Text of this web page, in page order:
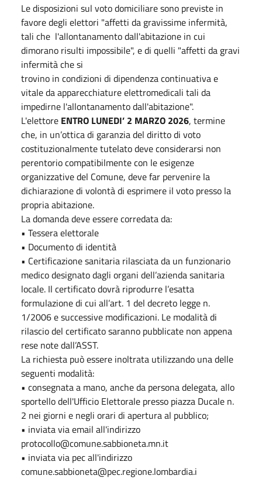
Le disposizioni sul voto domiciliare sono previste in
favore degli elettori "affetti da gravissime infermità,
tali che l'allontanamento dall'abitazione in cui
dimorano risulti impossibile", e di quelli "affetti da gravi
infermità che si
trovino in condizioni di dipendenza continuativa e
vitale da apparecchiature elettromedicali tali da
impedirne l'allontanamento dall'abitazione".
L'elettore ENTRO LUNEDI’ 2 MARZO 2026, termine
che, in un’ottica di garanzia del diritto di voto
costituzionalmente tutelato deve considerarsi non
perentorio compatibilmente con le esigenze
organizzative del Comune, deve far pervenire la
dichiarazione di volontà di esprimere il voto presso la
propria abitazione.
La domanda deve essere corredata da:
• Tessera elettorale
• Documento di identità
• Certificazione sanitaria rilasciata da un funzionario
medico designato dagli organi dell’azienda sanitaria
locale. Il certificato dovrà riprodurre l’esatta
formulazione di cui all’art. 1 del decreto legge n.
1/2006 e successive modificazioni. Le modalità di
rilascio del certificato saranno pubblicate non appena
rese note dall’ASST.
La richiesta può essere inoltrata utilizzando una delle
seguenti modalità:
• consegnata a mano, anche da persona delegata, allo
sportello dell'Ufficio Elettorale presso piazza Ducale n.
2 nei giorni e negli orari di apertura al pubblico;
• inviata via email all'indirizzo
protocollo@comune.sabbioneta.mn.it
• inviata via pec all'indirizzo
comune.sabbioneta@pec.regione.lombardia.i